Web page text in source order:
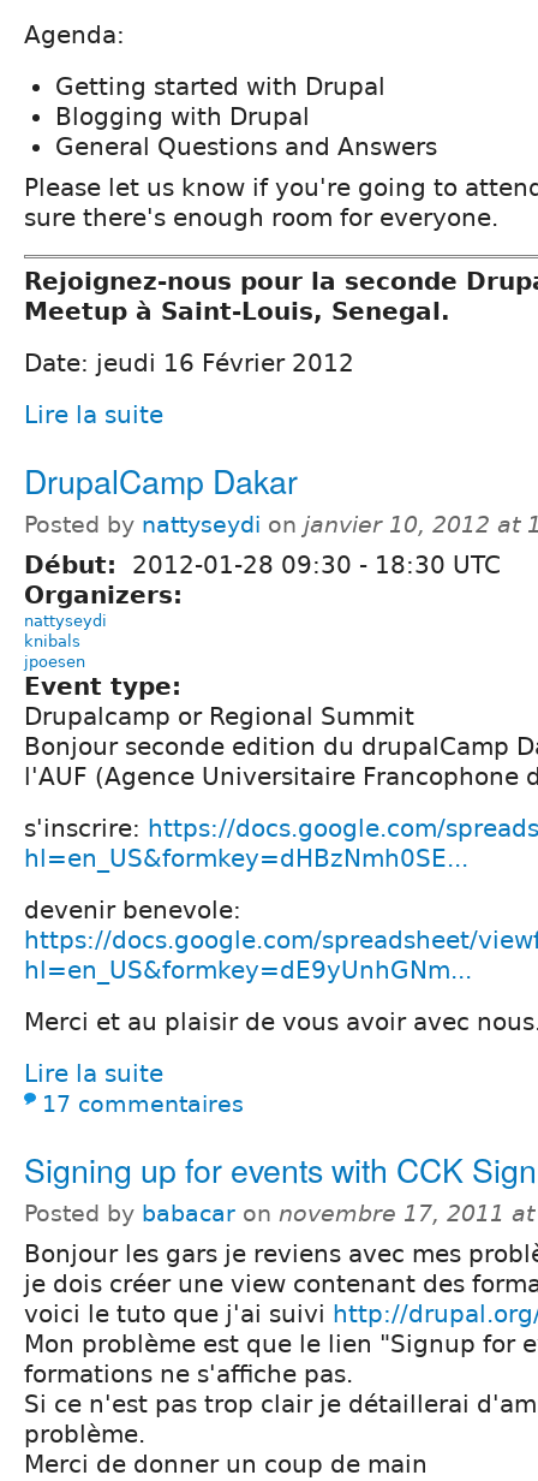
Agenda:
Getting started with Drupal
Blogging with Drupal
General Questions and Answers
Please let us know if you're going to
sure there's enough room for everyone.
Rejoignez-nous pour la seconde
Meetup à Saint-Louis, Senegal.
Date: jeudi 16 Février 2012
Lire la suite
DrupalCamp Dakar
Posted by nattyseydi on janvier 10, 2012 at
Début: 2012-01-28 09:30 - 18:30 UTC
Organizers:
nattyseydi
knibals
jpoesen
Event type:
Drupalcamp or Regional Summit
Bonjour seconde edition du drupalCamp
l'AUF (Agence Universitaire Francophone
s'inscrire: https://docs.google.com/
hl=en_US&formkey=dHBzNmh0SE...
devenir benevole:
https://docs.google.com/spreadsheet/
hl=en_US&formkey=dE9yUnhGNm...
Merci et au plaisir de vous avoir avec
Lire la suite
17 commentaires
Signing up for events with CCK
Posted by babacar on novembre 17, 2011
Bonjour les gars je reviens avec mes
je dois créer une view contenant des
voici le tuto que j'ai suivi http://
Mon problème est que le lien "Signup for
formations ne s'affiche pas.
Si ce n'est pas trop clair je détaillerai
problème.
Merci de donner un coup de main